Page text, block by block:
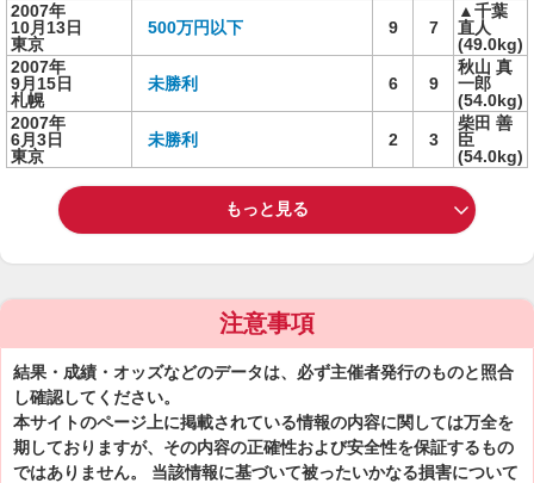
2007年
10月13日
東京
500万円以下 9 7
▲千葉
直人
(49.0kg)
2007年
9月15日
札幌
未勝利 6 9
秋山 真
一郎
(54.0kg)
2007年
6月3日
東京
未勝利 2 3
柴田 善
臣
(54.0kg)
もっと見る
注意事項
結果・成績・オッズなどのデータは、必ず主催者発行のものと照合
し確認してください。
本サイトのページ上に掲載されている情報の内容に関しては万全を
期しておりますが、その内容の正確性および安全性を保証するもの
ではありません。 当該情報に基づいて被ったいかなる損害について